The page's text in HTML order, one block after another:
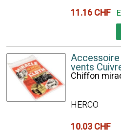
11.16 CHF
vents
Chiffon
HERCO
10.03 CHF